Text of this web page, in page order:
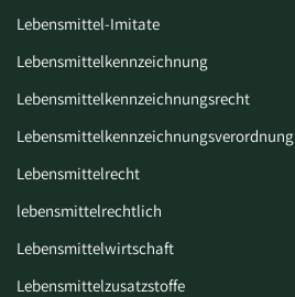
Lebensmittel-Imitate
Lebensmittelkennzeichnung
Lebensmittelkennzeichnungsrecht
Lebensmittelkennzeichnungsverordnung
Lebensmittelrecht
lebensmittelrechtlich
Lebensmittelwirtschaft
Lebensmittelzusatzstoffe